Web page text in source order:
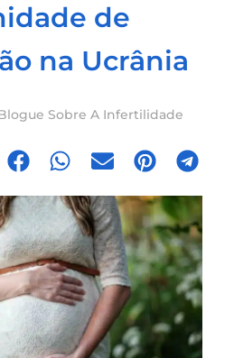
de
na Ucrânia
Sobre A Infertilidade